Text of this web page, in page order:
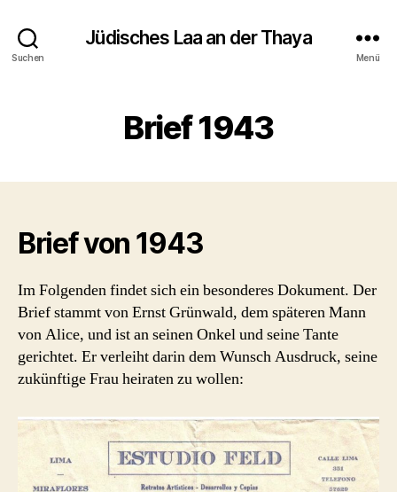
Suchen
Jüdisches Laa an der Thaya
Menü
Brief 1943
Brief von 1943
Im Folgenden findet sich ein besonderes Dokument. Der
Brief stammt von Ernst Grünwald, dem späteren Mann
von Alice, und ist an seinen Onkel und seine Tante
gerichtet. Er verleiht darin dem Wunsch Ausdruck, seine
zukünftige Frau heiraten zu wollen: